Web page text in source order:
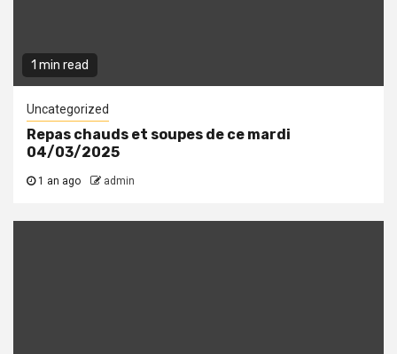
1 min read
Uncategorized
Repas chauds et soupes de ce mardi
04/03/2025
1 an ago admin